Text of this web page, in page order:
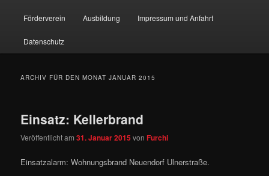
Förderverein Ausbildung Impressum und Anfahrt
Datenschutz
ARCHIV FÜR DEN MONATJANUAR 2015
Einsatz: Kellerbrand
Veröffentlicht am31. Januar 2015vonFurchi
Einsatzalarm: Wohnungsbrand Neuendorf Ulnerstraße.